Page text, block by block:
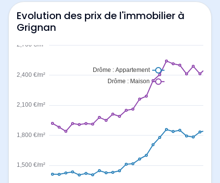
Evolution des prix de l'immobilier à
Grignan